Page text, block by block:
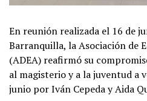
En reunión realizada el 16 de
Barranquilla, la Asociación de
(ADEA) reafirmó su
al magisterio y a la juventud a
junio por Iván Cepeda y Aida